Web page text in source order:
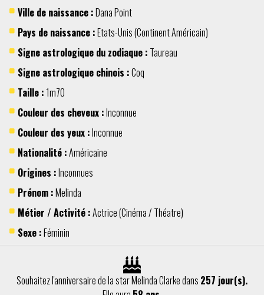
Ville de naissance :Dana Point
Pays de naissance :Etats-Unis(ContinentAméricain)
Signe astrologique du zodiaque : Taureau
Signe astrologique chinois :Coq
Taille :1m70
Couleur des cheveux :Inconnue
Couleur des yeux :Inconnue
Nationalité :Américaine
Origines :Inconnues
Prénom :Melinda
Métier / Activité :Actrice(Cinéma / Théatre)
Sexe :Féminin
Souhaitez l'anniversaire de la star Melinda Clarke dans 257 jour(s).